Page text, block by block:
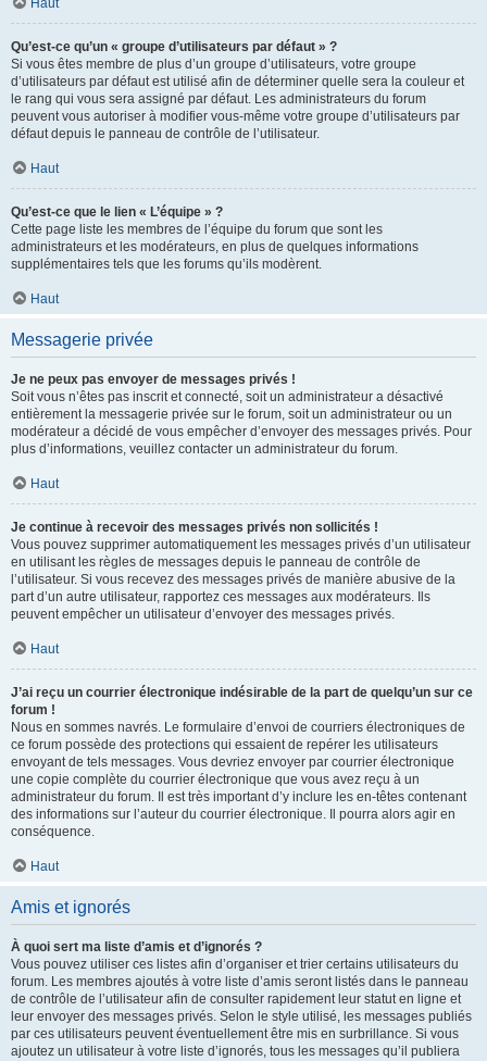
Haut
Qu’est-ce qu’un « groupe d’utilisateurs par défaut » ?
Si vous êtes membre de plus d’un groupe d’utilisateurs, votre groupe
d’utilisateurs par défaut est utilisé afin de déterminer quelle sera la couleur et
le rang qui vous sera assigné par défaut. Les administrateurs du forum
peuvent vous autoriser à modifier vous-même votre groupe d’utilisateurs par
défaut depuis le panneau de contrôle de l’utilisateur.
Haut
Qu’est-ce que le lien « L’équipe » ?
Cette page liste les membres de l’équipe du forum que sont les
administrateurs et les modérateurs, en plus de quelques informations
supplémentaires tels que les forums qu’ils modèrent.
Haut
Messagerie privée
Je ne peux pas envoyer de messages privés !
Soit vous n’êtes pas inscrit et connecté, soit un administrateur a désactivé
entièrement la messagerie privée sur le forum, soit un administrateur ou un
modérateur a décidé de vous empêcher d’envoyer des messages privés. Pour
plus d’informations, veuillez contacter un administrateur du forum.
Haut
Je continue à recevoir des messages privés non sollicités !
Vous pouvez supprimer automatiquement les messages privés d’un utilisateur
en utilisant les règles de messages depuis le panneau de contrôle de
l’utilisateur. Si vous recevez des messages privés de manière abusive de la
part d’un autre utilisateur, rapportez ces messages aux modérateurs. Ils
peuvent empêcher un utilisateur d’envoyer des messages privés.
Haut
J’ai reçu un courrier électronique indésirable de la part de quelqu’un sur ce
forum !
Nous en sommes navrés. Le formulaire d’envoi de courriers électroniques de
ce forum possède des protections qui essaient de repérer les utilisateurs
envoyant de tels messages. Vous devriez envoyer par courrier électronique
une copie complète du courrier électronique que vous avez reçu à un
administrateur du forum. Il est très important d’y inclure les en-têtes contenant
des informations sur l’auteur du courrier électronique. Il pourra alors agir en
conséquence.
Haut
Amis et ignorés
À quoi sert ma liste d’amis et d’ignorés ?
Vous pouvez utiliser ces listes afin d’organiser et trier certains utilisateurs du
forum. Les membres ajoutés à votre liste d’amis seront listés dans le panneau
de contrôle de l’utilisateur afin de consulter rapidement leur statut en ligne et
leur envoyer des messages privés. Selon le style utilisé, les messages publiés
par ces utilisateurs peuvent éventuellement être mis en surbrillance. Si vous
ajoutez un utilisateur à votre liste d’ignorés, tous les messages qu’il publiera